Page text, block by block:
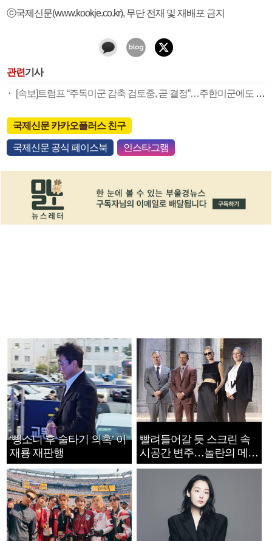
ⓒ국제신문(www.kookje.co.kr), 무단 전재 및 재배포 금지
관련기사
[속보]트럼프 “주독미군 감축 검토중, 곧 결정”…주한미군에도 영향있나
국제신문 카카오플러스 친구
국제신문 공식 페이스북 인스타그램
‘뺑소니 후 술타기 의혹’ 이
재룡 재판행
빨려들어갈 듯 스크린 속
시공간 변주…놀란의 메시
지는 ‘전쟁 속죄’